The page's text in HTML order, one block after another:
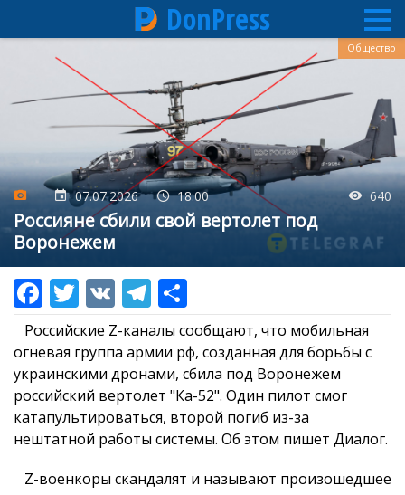
основному
DonPress
07.07.2026 18:00 640
Россияне сбили свой вертолет под
Воронежем
Общество
Российские Z-каналы сообщают, что мобильная
огневая группа армии рф, созданная для борьбы с
украинскими дронами, сбила под Воронежем
российский вертолет "Ка-52". Один пилот смог
катапультироваться, второй погиб из-за
нештатной работы системы. Об этом пишет Диалог.
Z-военкоры скандалят и называют произошедшее